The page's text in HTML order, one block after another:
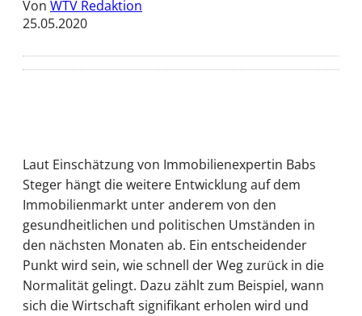
Von WTV Redaktion
25.05.2020
Laut Einschätzung von Immobilienexpertin Babs
Steger hängt die weitere Entwicklung auf dem
Immobilienmarkt unter anderem von den
gesundheitlichen und politischen Umständen in
den nächsten Monaten ab. Ein entscheidender
Punkt wird sein, wie schnell der Weg zurück in die
Normalität gelingt. Dazu zählt zum Beispiel, wann
sich die Wirtschaft signifikant erholen wird und